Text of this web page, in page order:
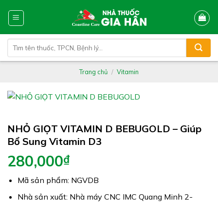
kiếm:
Trang chủ / Vitamin
NHỎ GIỌT VITAMIN D BEBUGOLD – Giúp
Bổ Sung Vitamin D3
280,000₫
Mã sản phẩm: NGVDB
Nhà sản xuất: Nhà máy CNC IMC Quang Minh 2-